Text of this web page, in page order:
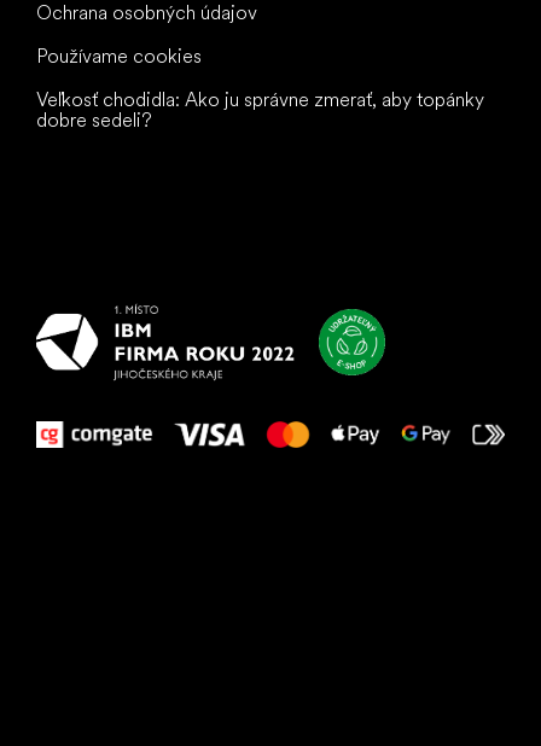
Ochrana osobných údajov
Používame cookies
Veľkosť chodidla: Ako ju správne zmerať, aby topánky
dobre sedeli?